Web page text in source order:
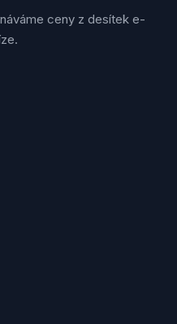
ceny z desítek e-